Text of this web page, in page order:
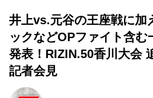
井上vs.元谷の王座戦に加
ックなどOPファイト含む
発表！RIZIN.50香川大会
記者会見